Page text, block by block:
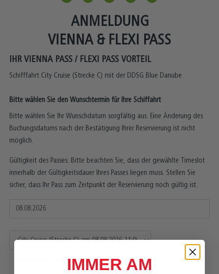
ANMELDUNG
VIENNA & FLEXI PASS
IHR VIENNA PASS / FLEXI PASS VORTEIL
Schifffahrt City Cruise (Strecke C) mit der DDSG Blue Danube
Bitte wählen Sie den Wunschtermin für Ihre Schiffahrt
Bitte wählen Sie Ihr Wunschdatum sorgfältig aus. Eine Änderung des
Buchungsdatums nach der Bestätigung Ihrer Reservierung ist nicht
möglich.
Gültigkeit des Passes: Bitte beachten Sie, dass der gewählte Timeslot
innerhalb der Gültigkeitsdauer Ihres Passes liegen muss. Stellen Sie
sicher, dass Ihr Pass zum Zeitpunkt der Reservierung noch gültig ist.
Verfügbare Plätze: 1IMMER AM